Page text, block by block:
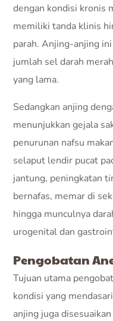
dengan kondisi kronis
memiliki tanda klinis
parah. Anjing-anjing
jumlah sel darah
yang lama.
Sedangkan anjing
menunjukkan gejala
penurunan nafsu
selaput lendir pucat
jantung, peningkatan
bernafas, memar di
hingga munculnya
urogenital dan
Pengobatan
Tujuan utama
kondisi yang
anjing juga